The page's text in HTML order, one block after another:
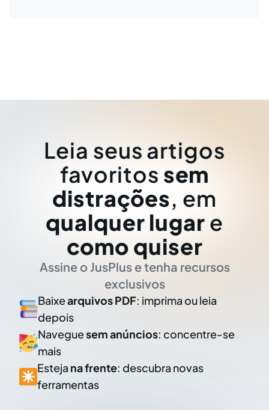
Leia seus artigos
favoritos sem
distrações, em
qualquer lugar e
como quiser
Assine o JusPlus e tenha recursos
exclusivos
Baixearquivos PDF: imprima ou leia
depois
Naveguesem anúncios: concentre-se
mais
Esteja na frente: descubra novas
ferramentas